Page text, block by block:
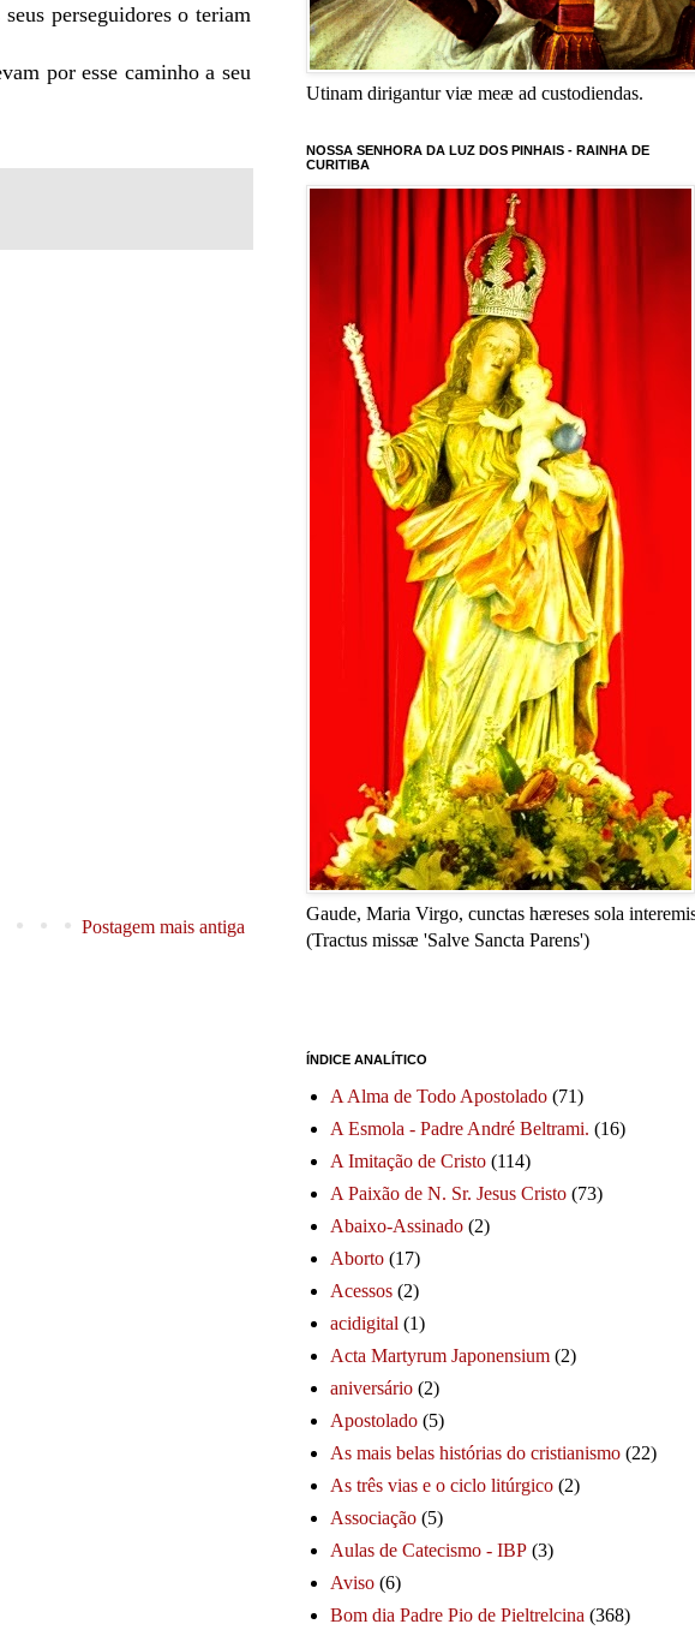
perseguidores o teriam
por esse caminho a seu
Postagem mais antiga
Utinam dirigantur viæ meæ ad custodiendas.
NOSSA SENHORA DA LUZ DOS PINHAIS - RAINHA DE
CURITIBA
Gaude, Maria Virgo, cunctas hæreses sola
(Tractus missæ 'Salve Sancta Parens')
ÍNDICE ANALÍTICO
A Alma de Todo Apostolado (71)
A Esmola - Padre André Beltrami. (16)
A Imitação de Cristo (114)
A Paixão de N. Sr. Jesus Cristo (73)
Abaixo-Assinado (2)
Aborto (17)
Acessos (2)
acidigital (1)
Acta Martyrum Japonensium (2)
aniversário (2)
Apostolado (5)
As mais belas histórias do cristianismo (22)
As três vias e o ciclo litúrgico (2)
Associação (5)
Aulas de Catecismo - IBP (3)
Aviso (6)
Bom dia Padre Pio de Pieltrelcina (368)